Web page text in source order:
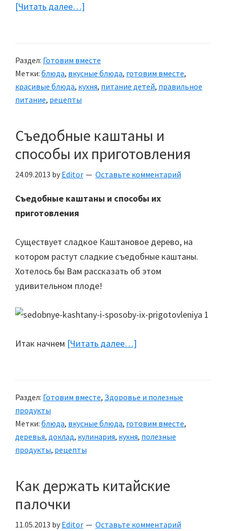
[Читать далее…]
Раздел: Готовим вместе
Метки: блюда, вкусные блюда, готовим вместе,
красивые блюда, кухня, питание детей, правильное
питание, рецепты
Съедобные каштаны и
способы их приготовления
24.09.2013 by Editor Оставьте комментарий
Съедобные каштаны и способы их
приготовления
Существует сладкое Каштановое дерево, на
котором растут сладкие съедобные каштаны.
Хотелось бы Вам рассказать об этом
удивительном плоде!
Итак начнем [Читать далее…]
способы
приготовления
Раздел: Готовим вместе, Здоровье и полезные
продукты
Метки: блюда, вкусные блюда, готовим вместе,
деревья, доклад, кулинария, кухня, полезные
продукты, рецепты
Как держать китайские
палочки
11.05.2013 by Editor Оставьте комментарий